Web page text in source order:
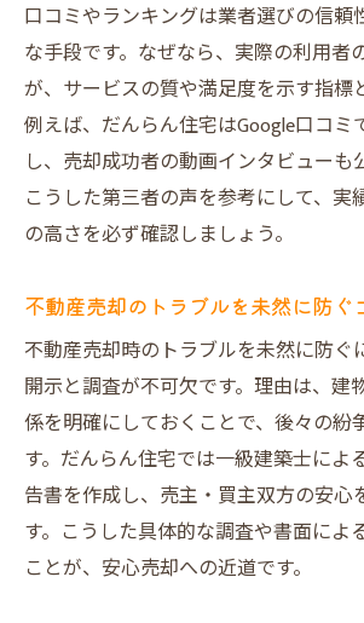
口コミやランキングは業者選びの信頼
な手段です。なぜなら、実際の利用者
が、サービスの質や満足度を示す指標
例えば、だんらん住宅はGoogle口コミ
し、売却成功者の動画インタビューも
こうした第三者の声を参考にして、実
の高さを必ず確認しましょう。
不動産売却のトラブルを未然に防ぐ
不動産売却時のトラブルを未然に防ぐ
開示と調査が不可欠です。理由は、建
係を明確にしておくことで、後々の紛
す。だんらん住宅では一級建築士によ
告書を作成し、売主・買主双方の安心
す。こうした具体的な調査や書面によ
ことが、安心売却への近道です。